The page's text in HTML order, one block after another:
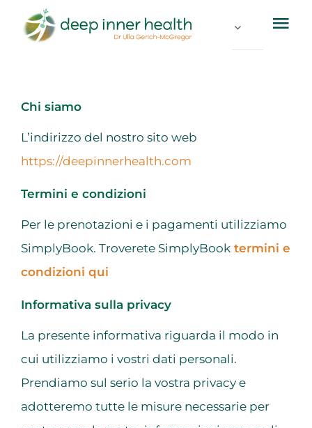
Come possiamo aiutarvi
Contatto
Chi siamo
L’indirizzo del nostro sito web
https://deepinnerhealth.com
Termini e condizioni
Per le prenotazioni e i pagamenti utilizziamo
SimplyBook. Troverete SimplyBook termini e
condizioni qui
Informativa sulla privacy
La presente informativa riguarda il modo in
cui utilizziamo i vostri dati personali.
Prendiamo sul serio la vostra privacy e
adotteremo tutte le misure necessarie per